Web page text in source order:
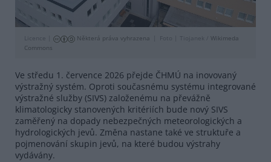
Licence | Některá práva vyhrazena Foto | Tiojanek / Wikimeda
Commons
Ve středu 1. července 2026 přejde ČHMÚ na inovovaný
výstražný systém. Oproti současnému systému integrované
výstražné služby (SIVS) založenému na převážně
klimatologicky stanovených kritériích bude nový SIVS
zaměřený na dopady nebezpečných meteorologických a
hydrologických jevů. Změna nastane také ve struktuře a
pojmenování skupin jevů, na které budou výstrahy
vydávány.